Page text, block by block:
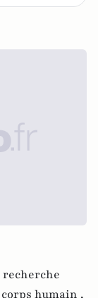
recherche
corps humain ,